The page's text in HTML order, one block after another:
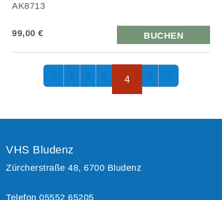
AK8713
99,00 € BUCHEN
Seite 4 von 5 1 2 3 4 5
VHS Bludenz
Zürcherstraße 48, 6700 Bludenz
Telefon 05552 65205